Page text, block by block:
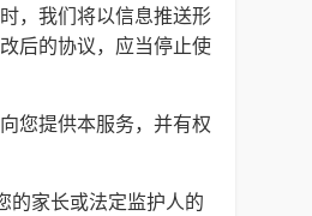
，我们将以信息推送形
后的协议，应当停止使
您提供本服务，并有权
的家长或法定监护人的